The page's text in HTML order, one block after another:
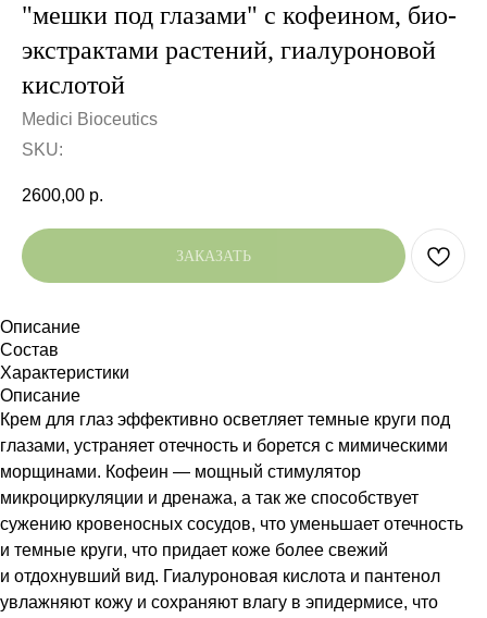
"мешки под глазами" с кофеином, био-
экстрактами растений, гиалуроновой
кислотой
Medici Bioceutics
SKU:
2600,00 р.
ЗАКАЗАТЬ
Описание
Состав
Характеристики
Описание
Крем для глаз эффективно осветляет темные круги под
глазами, устраняет отечность и борется с мимическими
морщинами. Кофеин — мощный стимулятор
микроциркуляции и дренажа, а так же способствует
сужению кровеносных сосудов, что уменьшает отечность
и темные круги, что придает коже более свежий
и отдохнувший вид. Гиалуроновая кислота и пантенол
увлажняют кожу и сохраняют влагу в эпидермисе, что